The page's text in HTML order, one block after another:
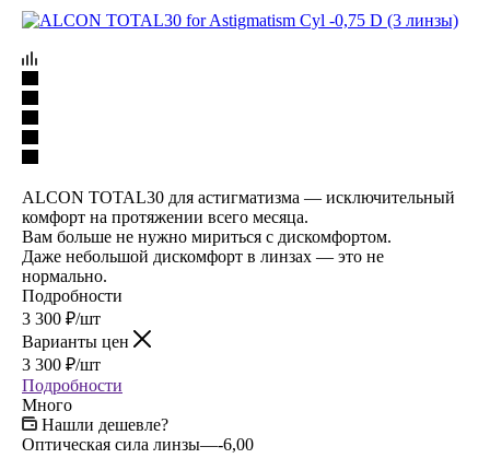
ALCON TOTAL30 для астигматизма — исключительный
комфорт на протяжении всего месяца.
Вам больше не нужно мириться с дискомфортом.
Даже небольшой дискомфорт в линзах — это не
нормально.
Подробности
3 300 ₽/шт
Варианты цен
3 300 ₽/шт
Подробности
Много
Нашли дешевле?
Оптическая сила линзы—-6,00